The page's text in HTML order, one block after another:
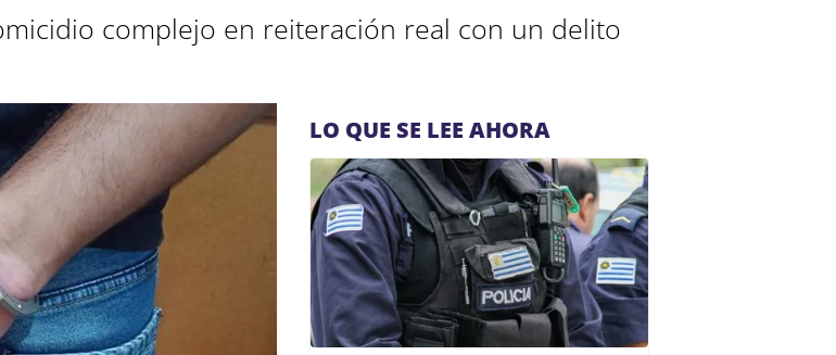
complejo en reiteración real con un delito
LO QUE SE LEE AHORA